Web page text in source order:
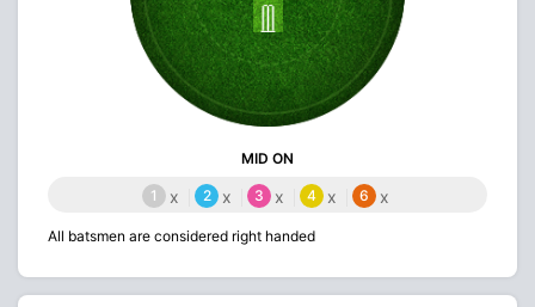
MID ON
1 x 2 x 3 x 4 x 6 x
All batsmen are considered right handed